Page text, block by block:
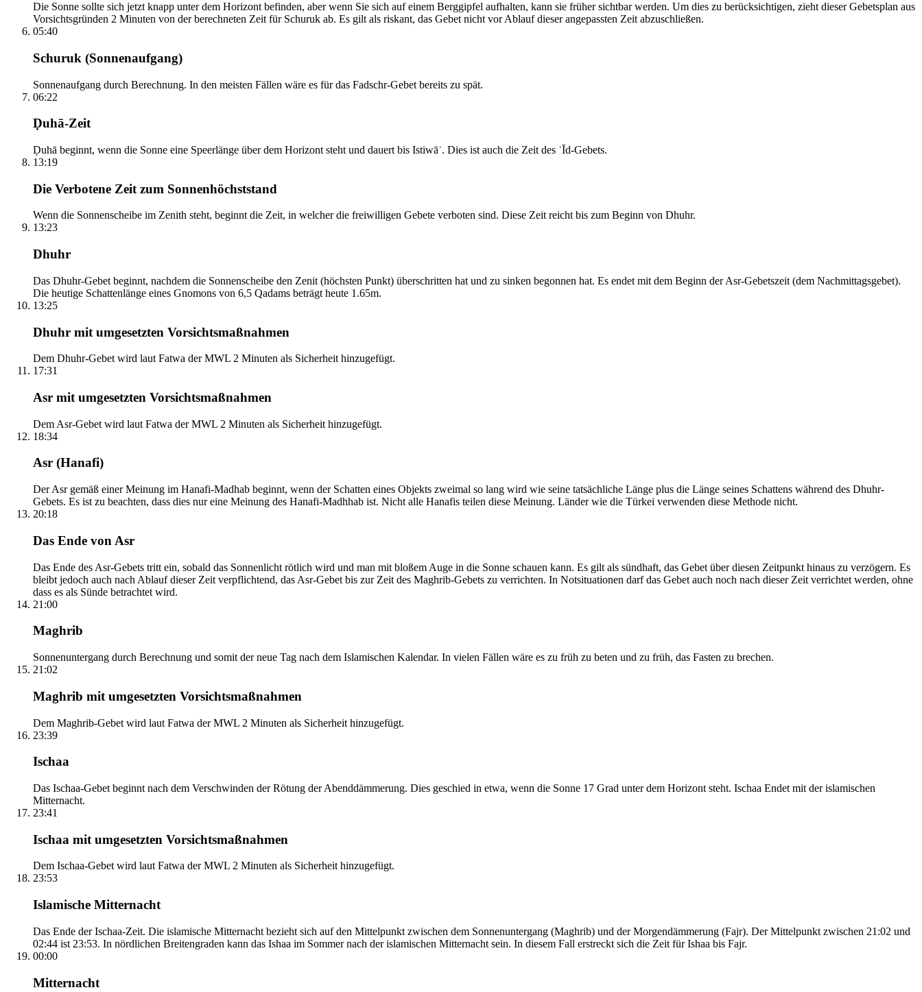
Die Sonne sollte sich jetzt knapp unter dem Horizont befinden, aber wenn Sie sich auf einem Berggipfel aufhalten, kann sie früher sichtbar werden. Um dies zu berücksichtigen, zieht dieser Gebetsplan aus
Vorsichtsgründen 2 Minuten von der berechneten Zeit für Schuruk ab. Es gilt als riskant, das Gebet nicht vor Ablauf dieser angepassten Zeit abzuschließen.
05:40
Schuruk (Sonnenaufgang)
Sonnenaufgang durch Berechnung. In den meisten Fällen wäre es für das Fadschr-Gebet bereits zu spät.
06:22
Ḍuhā-Zeit
Ḍuhā beginnt, wenn die Sonne eine Speerlänge über dem Horizont steht und dauert bis Istiwāʾ. Dies ist auch die Zeit des ʿĪd-Gebets.
13:19
Die Verbotene Zeit zum Sonnenhöchststand
Wenn die Sonnenscheibe im Zenith steht, beginnt die Zeit, in welcher die freiwilligen Gebete verboten sind. Diese Zeit reicht bis zum Beginn von Dhuhr.
13:23
Dhuhr
Das Dhuhr-Gebet beginnt, nachdem die Sonnenscheibe den Zenit (höchsten Punkt) überschritten hat und zu sinken begonnen hat. Es endet mit dem Beginn der Asr-Gebetszeit (dem Nachmittagsgebet).
Die heutige Schattenlänge eines Gnomons von 6,5 Qadams beträgt heute 1.65m.
13:25
Dhuhr mit umgesetzten Vorsichtsmaßnahmen
Dem Dhuhr-Gebet wird laut Fatwa der MWL 2 Minuten als Sicherheit hinzugefügt.
17:31
Asr mit umgesetzten Vorsichtsmaßnahmen
Dem Asr-Gebet wird laut Fatwa der MWL 2 Minuten als Sicherheit hinzugefügt.
18:34
Asr (Hanafi)
Der Asr gemäß einer Meinung im Hanafi-Madhab beginnt, wenn der Schatten eines Objekts zweimal so lang wird wie seine tatsächliche Länge plus die Länge seines Schattens während des Dhuhr-
Gebets. Es ist zu beachten, dass dies nur eine Meinung des Hanafi-Madhhab ist. Nicht alle Hanafis teilen diese Meinung. Länder wie die Türkei verwenden diese Methode nicht.
20:18
Das Ende von Asr
Das Ende des Asr-Gebets tritt ein, sobald das Sonnenlicht rötlich wird und man mit bloßem Auge in die Sonne schauen kann. Es gilt als sündhaft, das Gebet über diesen Zeitpunkt hinaus zu verzögern. Es
bleibt jedoch auch nach Ablauf dieser Zeit verpflichtend, das Asr-Gebet bis zur Zeit des Maghrib-Gebets zu verrichten. In Notsituationen darf das Gebet auch noch nach dieser Zeit verrichtet werden, ohne
dass es als Sünde betrachtet wird.
21:00
Maghrib
Sonnenuntergang durch Berechnung und somit der neue Tag nach dem Islamischen Kalendar. In vielen Fällen wäre es zu früh zu beten und zu früh, das Fasten zu brechen.
21:02
Maghrib mit umgesetzten Vorsichtsmaßnahmen
Dem Maghrib-Gebet wird laut Fatwa der MWL 2 Minuten als Sicherheit hinzugefügt.
23:39
Ischaa
Das Ischaa-Gebet beginnt nach dem Verschwinden der Rötung der Abenddämmerung. Dies geschied in etwa, wenn die Sonne 17 Grad unter dem Horizont steht. Ischaa Endet mit der islamischen
Mitternacht.
23:41
Ischaa mit umgesetzten Vorsichtsmaßnahmen
Dem Ischaa-Gebet wird laut Fatwa der MWL 2 Minuten als Sicherheit hinzugefügt.
23:53
Islamische Mitternacht
Das Ende der Ischaa-Zeit. Die islamische Mitternacht bezieht sich auf den Mittelpunkt zwischen dem Sonnenuntergang (Maghrib) und der Morgendämmerung (Fajr). Der Mittelpunkt zwischen 21:02 und
02:44 ist 23:53. In nördlichen Breitengraden kann das Ishaa im Sommer nach der islamischen Mitternacht sein. In diesem Fall erstreckt sich die Zeit für Ishaa bis Fajr.
00:00
Mitternacht